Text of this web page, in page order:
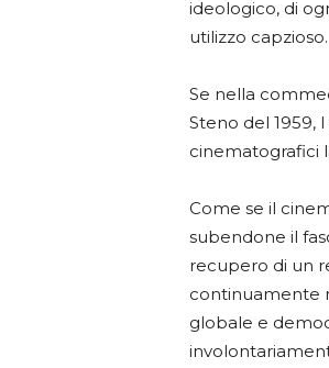
ideologico, di
utilizzo capzioso.
Se nella
Steno del 1959,
cinematografici
Come se il
subendone il
recupero di un
continuamente
globale e